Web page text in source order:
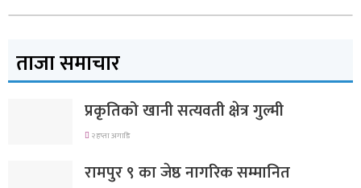
ताजा समाचार
प्रकृतिको खानी सत्यवती क्षेत्र गुल्मी
२ हप्ता अगाडि
रामपुर ९ का जेष्ठ नागरिक सम्मानित